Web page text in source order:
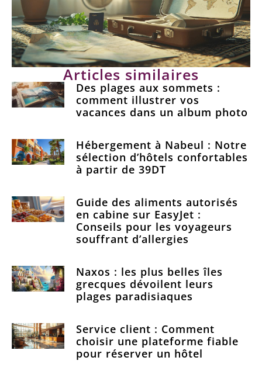
Articles similaires
Des plages aux sommets :
comment illustrer vos
vacances dans un album photo
Hébergement à Nabeul : Notre
sélection d’hôtels confortables
à partir de 39DT
Guide des aliments autorisés
en cabine sur EasyJet :
Conseils pour les voyageurs
souffrant d’allergies
Naxos : les plus belles îles
grecques dévoilent leurs
plages paradisiaques
Service client : Comment
choisir une plateforme fiable
pour réserver un hôtel